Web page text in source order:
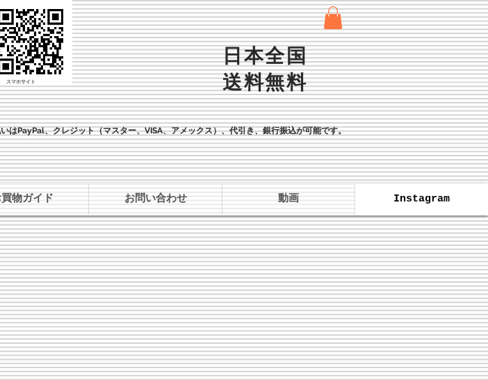
日本全国
送料無料
はPayPal、クレジット（マスター、VISA、アメックス）、代引き、銀行振込が可能です。
​スマホサイト
物ガイド お問い合わせ 動画 Instagram